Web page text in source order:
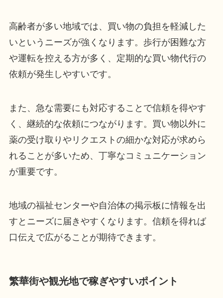
高齢者が多い地域では、買い物の負担を軽減した
いというニーズが強くなります。歩行が困難な方
や運転を控える方が多く、定期的な買い物代行の
依頼が発生しやすいです。
また、急な需要にも対応することで信頼を得やす
く、継続的な依頼につながります。買い物以外に
薬の受け取りやリクエストの細かな対応が求めら
れることが多いため、丁寧なコミュニケーション
が重要です。
地域の福祉センターや自治体の掲示板に情報を出
すとニーズに届きやすくなります。信頼を得れば
口伝えで広がることが期待できます。
繁華街や観光地で稼ぎやすいポイント